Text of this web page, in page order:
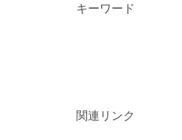
キーワード
関連リンク